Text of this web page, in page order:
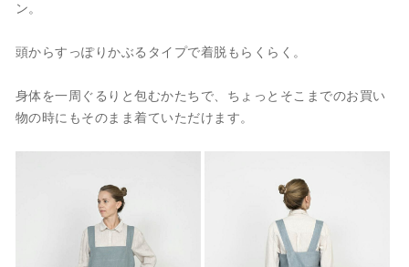
ン。
頭からすっぽりかぶるタイプで着脱もらくらく。
身体を一周ぐるりと包むかたちで、ちょっとそこまでのお買い
物の時にもそのまま着ていただけます。